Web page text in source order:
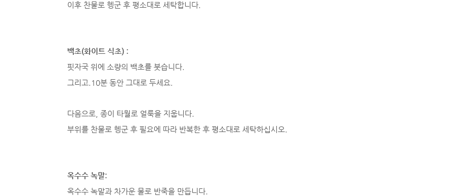
이후 찬물로 헹군 후 평소대로 세탁합니다.
백초(화이트 식초) :
핏자국 위에 소량의 백초를 붓습니다.
그리고.10분 동안 그대로 두세요.
다음으로, 종이 타월로 얼룩을 지웁니다.
부위를 찬물로 헹군 후 필요에 따라 반복한 후 평소대로 세탁하십시오.
옥수수 녹말:
옥수수 녹말과 차가운 물로 반죽을 만듭니다.